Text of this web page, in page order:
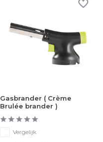
Gasbrander ( Crème
Brulée brander )
Vergelijk